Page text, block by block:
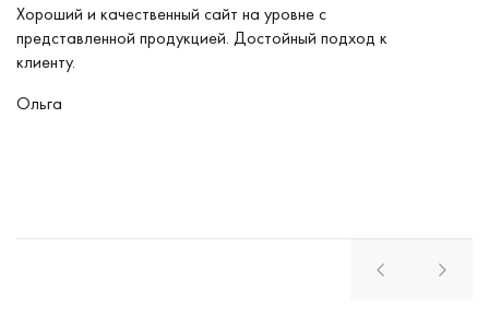
Хороший и качественный сайт на уровне с
представленной продукцией. Достойный подход к
клиенту.
Ольга